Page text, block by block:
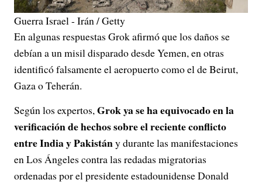
Guerra Israel - Irán / Getty
En algunas respuestas Grok afirmó que los daños se
debían a un misil disparado desde Yemen, en otras
identificó falsamente el aeropuerto como el de Beirut,
Gaza o Teherán.
Según los expertos, Grok ya se ha equivocado en la
verificación de hechos sobre el reciente conflicto
entre India y Pakistány durante las manifestaciones
en Los Ángeles contra las redadas migratorias
ordenadas por el presidente estadounidense Donald